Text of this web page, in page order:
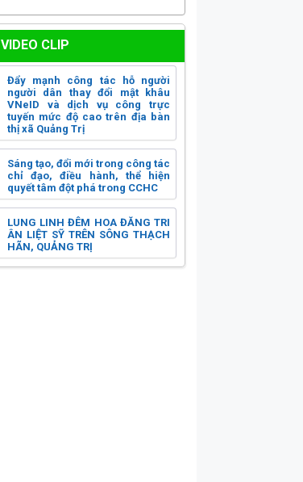
VIDEO CLIP
Đẩy mạnh công tác hỗ người
người dân thay đổi mật khâu
VNeID và dịch vụ công trực
tuyến mức độ cao trên địa bàn
thị xã Quảng Trị
Sáng tạo, đổi mới trong công tác
chỉ đạo, điều hành, thể hiện
quyết tâm đột phá trong CCHC
LUNG LINH ĐÊM HOA ĐĂNG TRI
ÂN LIỆT SỸ TRÊN SÔNG THẠCH
HÃN, QUẢNG TRỊ